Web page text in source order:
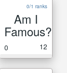
0/1 ranks
Am I
Famous?
0 12